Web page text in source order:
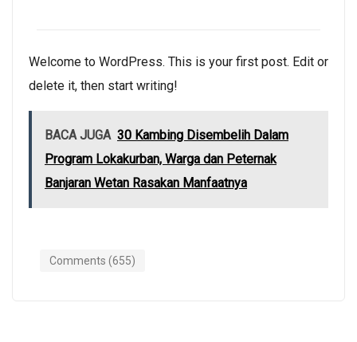
Welcome to WordPress. This is your first post. Edit or
delete it, then start writing!
BACA JUGA 30 Kambing Disembelih Dalam
Program Lokakurban, Warga dan Peternak
Banjaran Wetan Rasakan Manfaatnya
Comments (655)